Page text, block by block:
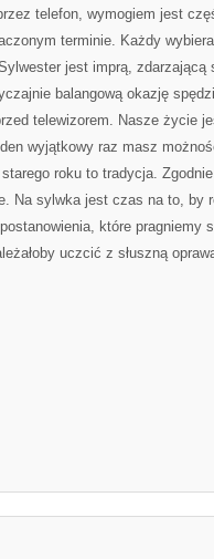
telefon, wymogiem jest
terminie. Każdy
jest imprą, zdarzającą
balangową okazję
telewizorem. Nasze życie
wyjątkowy raz masz
roku to tradycja.
Na sylwka jest czas na to, by
które pragniemy
uczcić z słuszną